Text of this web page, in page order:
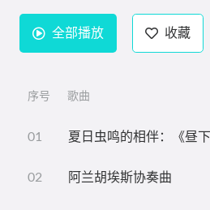
全部播放 收藏
序号 歌曲
阿兰胡埃斯协奏曲